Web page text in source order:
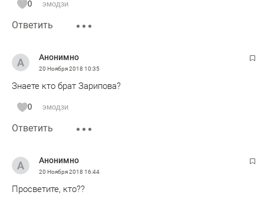
0 эмодзи
Ответить
Анонимно
20 Ноября 2018 10:35
Знаете кто брат Зарипова?
0 эмодзи
Ответить
Анонимно
20 Ноября 2018 16:44
Просветите, кто??